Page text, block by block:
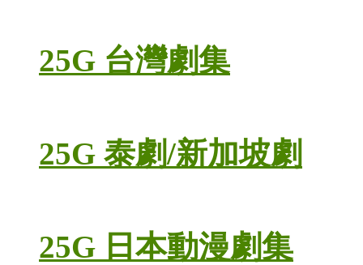
25G 台灣劇集
25G 泰劇/新加坡劇
25G 日本動漫劇集